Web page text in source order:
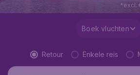
*excl.
Boek vluchten
Retour Enkele reis